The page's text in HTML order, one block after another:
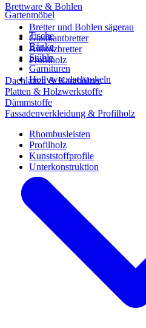
Gartenmöbel
Tische
Bänke
Stühle
Garnituren
Hollywoodschaukeln
Brettware & Bohlen
Bretter und Bohlen sägerau
Glattkantbretter
Altholzbretter
Profilholz
Dachlatten & Kanthölzer
Platten & Holzwerkstoffe
Dämmstoffe
Fassadenverkleidung & Profilholz
Rhombusleisten
Profilholz
Kunststoffprofile
Unterkonstruktion